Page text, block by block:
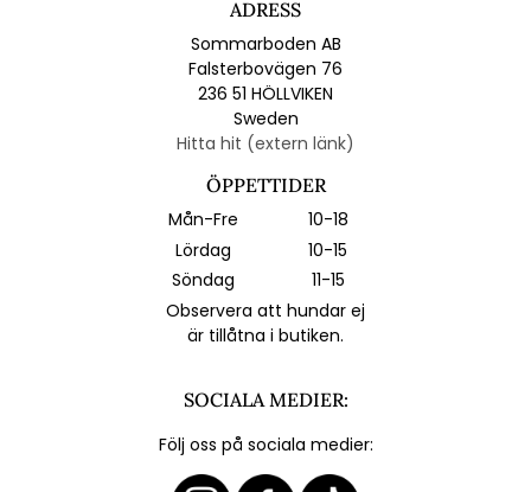
ADRESS
Sommarboden AB
Falsterbovägen 76
236 51 HÖLLVIKEN
Sweden
Hitta hit (extern länk)
ÖPPETTIDER
Mån-Fre
10-18
Lördag
10-15
Söndag
11-15
Observera att hundar ej
är tillåtna i butiken.
SOCIALA MEDIER:
Följ oss på sociala medier: